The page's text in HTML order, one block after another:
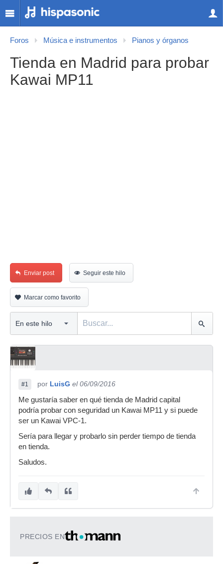
Foros Música e instrumentos Pianos y órganos
Tienda en Madrid para probar
Kawai MP11
Enviar post Seguir este hilo
Marcar como favorito
#1 por LuisG el 06/09/2016
Me gustaría saber en qué tienda de Madrid capital
podría probar con seguridad un Kawai MP11 y si puede
ser un Kawai VPC-1.
Sería para llegar y probarlo sin perder tiempo de tienda
en tienda.
Saludos.
PRECIOS EN